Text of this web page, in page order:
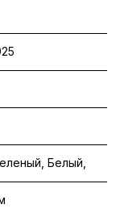
Белый,